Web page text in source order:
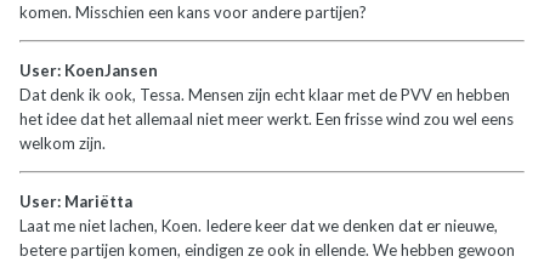
komen. Misschien een kans voor andere partijen?
User: KoenJansen
Dat denk ik ook, Tessa. Mensen zijn echt klaar met de PVV en hebben
het idee dat het allemaal niet meer werkt. Een frisse wind zou wel eens
welkom zijn.
User: Mariëtta
Laat me niet lachen, Koen. Iedere keer dat we denken dat er nieuwe,
betere partijen komen, eindigen ze ook in ellende. We hebben gewoon